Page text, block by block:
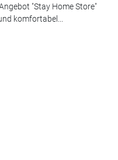
"Stay Home Store"
komfortabel...